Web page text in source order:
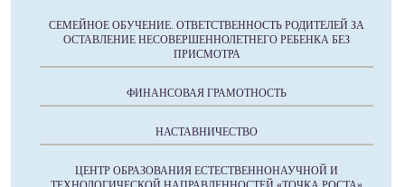
СЕМЕЙНОЕ ОБУЧЕНИЕ. ОТВЕТСТВЕННОСТЬ РОДИТЕЛЕЙ ЗА
ОСТАВЛЕНИЕ НЕСОВЕРШЕННОЛЕТНЕГО РЕБЕНКА БЕЗ
ПРИСМОТРА
ФИНАНСОВАЯ ГРАМОТНОСТЬ
НАСТАВНИЧЕСТВО
ЦЕНТР ОБРАЗОВАНИЯ ЕСТЕСТВЕННОНАУЧНОЙ И